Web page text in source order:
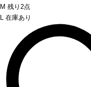
M 残り2点
L 在庫あり